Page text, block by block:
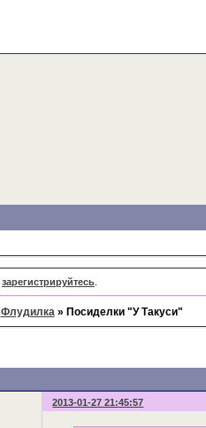
зарегистрируйтесь.
Флудилка » Посиделки "У Такуси"
2013-01-27 21:45:57